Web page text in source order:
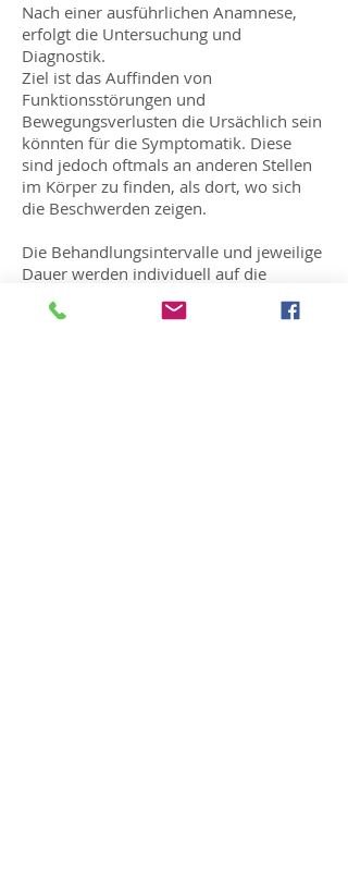
Nach einer ausführlichen Anamnese,
erfolgt die Untersuchung und
Diagnostik.
Ziel ist das Auffinden von
Funktionsstörungen und
Bewegungsverlusten die Ursächlich sein
könnten für die Symptomatik. Diese
sind jedoch oftmals an anderen Stellen
im Körper zu finden, als dort, wo sich
die Beschwerden zeigen.
Die Behandlungsintervalle und jeweilige
Dauer werden individuell auf die
Symptome des Patienten abgestimmt.
Der Ersttermin dauert in der Regel beim